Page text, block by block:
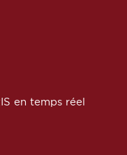
en temps réel